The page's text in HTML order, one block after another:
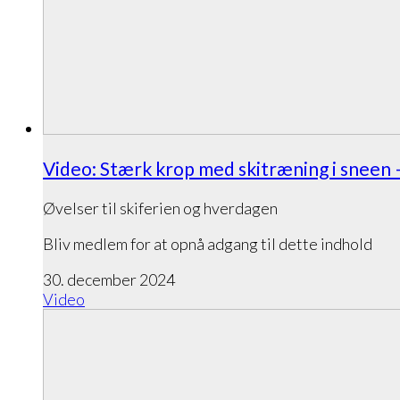
Video: Stærk krop med skitræning i sneen
Øvelser til skiferien og hverdagen
Bliv medlem for at opnå adgang til dette indhold
30. december 2024
Video